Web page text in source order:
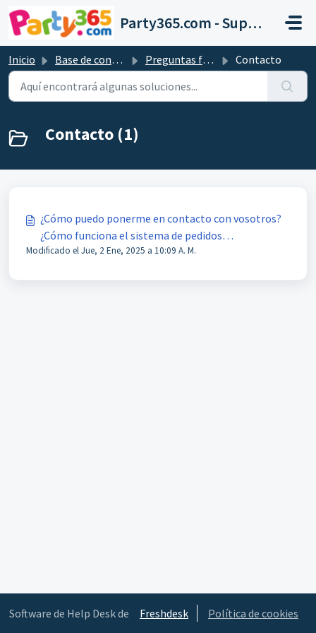
Saltar al contenido principal
Party365.com - Support
Inicio Base de conocimientos Preguntas frecuentes Contacto
Contacto (1)
¿Cómo puedo ponerme en contacto con vosotros?
¿Cómo funciona el sistema de pedidos
"Ticketsystem"?
Modificado el Jue, 2 Ene, 2025 a 10:09 A. M.
Software de Help Desk de Freshdesk Política de cookies